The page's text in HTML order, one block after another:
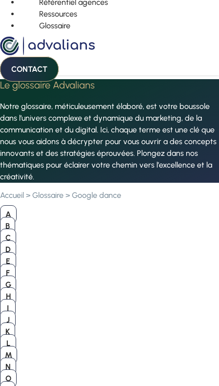
Référentiel agences
Ressources
Glossaire
CONTACT
Le glossaire Advalians
Notre glossaire, méticuleusement élaboré, est votre boussole
dans l’univers complexe et dynamique du marketing, de la
communication et du digital. Ici, chaque terme est une clé que
nous vous aidons à décrypter pour vous ouvrir a des concepts
innovants et des stratégies éprouvées. Plongez dans nos
thématiques pour éclairer votre chemin vers l’excellence et la
créativité.
Accueil > Glossaire > Google dance
A
B
C
D
E
F
G
H
I
J
K
L
M
N
O